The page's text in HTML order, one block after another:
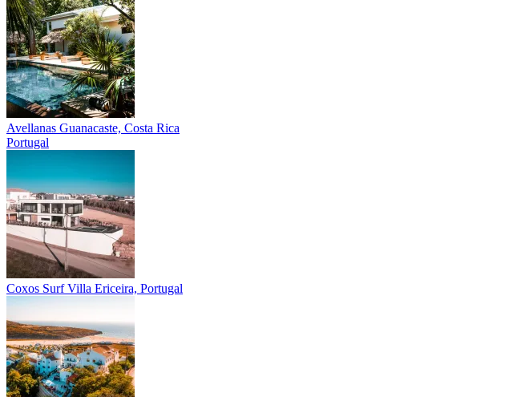
Avellanas Guanacaste, Costa Rica
Portugal
Coxos Surf Villa Ericeira, Portugal